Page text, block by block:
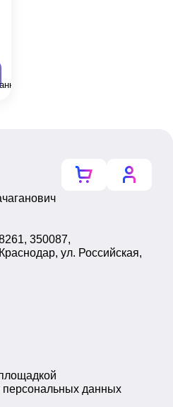
350087,
ул. Российская,
персональных данных